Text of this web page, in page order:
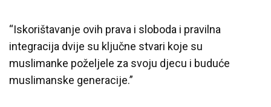
“Iskorištavanje ovih prava i sloboda i pravilna
integracija dvije su ključne stvari koje su
muslimanke poželjele za svoju djecu i buduće
muslimanske generacije.”